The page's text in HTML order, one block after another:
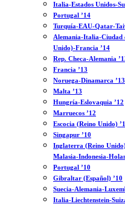
Italia-Estados Unidos-
Portugal ’14
Turquía-EAU-Qatar-
Alemania-Italia-Ciudad
Unido)-Francia ’14
Rep. Checa-Alemania
Francia ’13
Noruega-Dinamarca ’13
Malta ’13
Hungría-Eslovaquia ’12
Marruecos ’12
Escocia (Reino Unido)
Singapur ’10
Inglaterra (Reino
Malasia-Indonesia-
Portugal ’10
Gibraltar (Español) ’10
Suecia-Alemania-
Italia-Liechtenstein-